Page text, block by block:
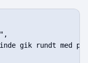
gik rundt med